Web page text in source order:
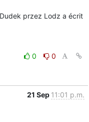
przez Lodz a écrit
0
0
21 Sep 11:01 p.m.